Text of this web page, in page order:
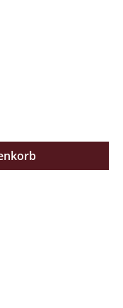
Wert